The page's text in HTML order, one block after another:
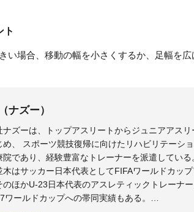
ト
い場合、移動の幅を小さくするか、足幅を広
ナズー）
ナズーは、トップアスリートからジュニアアス
め、 スポーツ競技復帰に向けたリハビリテーシ
院であり、経験豊富なトレーナーを派遣している
木はサッカー日本代表としてFIFAワールドカッ
のほかU-23日本代表のアスレティックトレーナ
ワールドカップへの帯同実績もある。